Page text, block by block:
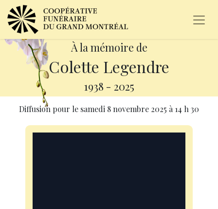
À la mémoire de
Colette Legendre
1938 - 2025
Diffusion pour le samedi 8 novembre 2025 à 14 h 30